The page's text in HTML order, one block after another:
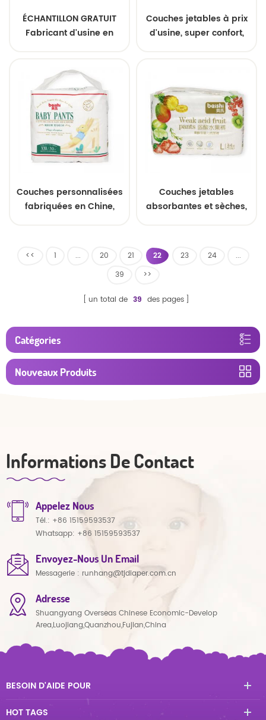
ÉCHANTILLON GRATUIT
Fabricant d'usine en
pour nouveau-nés
Sleepy
Couches jetables à prix
d'usine, super confort,
Couches personnalisées
fabriquées en Chine,
OEM, vente en gros
Couches jetables
absorbantes et sèches,
pour bébé
<< 1 ... 20 21 22 23 24
...
39
>>
un total de 39 des pages
Catégories
Nouveaux Produits
Informations De Contact
Appelez Nous
Tél.: +86 15159593537
Whatsapp: +86 15159593537
Envoyez-Nous Un Email
Messagerie : runhang@tjdiaper.com.cn
Adresse
Shuangyang Overseas Chinese Economic-Develop
Area,Luojiang,Quanzhou,Fujian,China
BESOIN D'AIDE POUR
HOT TAGS